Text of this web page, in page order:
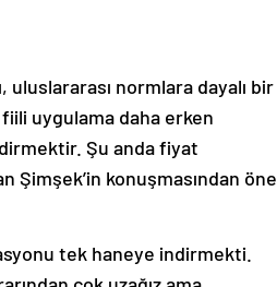
uluslararası normlara dayalı bir
uygulama daha erken
Şu anda fiyat
Şimşek’in konuşmasından öne
tek haneye indirmekti.